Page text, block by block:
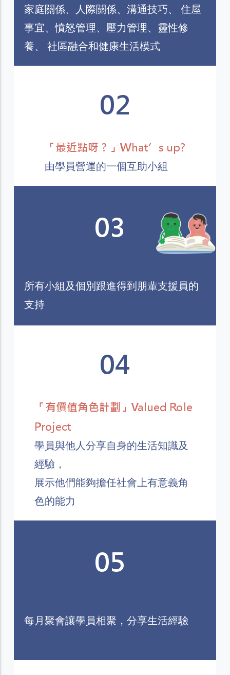
家庭關係、人際關係、溝通技巧、 住屋
事宜、憤怒管理、壓力管理、靈性修
養、 社區融合和健康生活模式
02
「最近點呀？」What’s up?
由學員營運的一個互助小組
03
所有小組及個別跟進得到朋輩支援員的
支持
04
「有價值角色計劃」Valued Role
Project
學員與他人分享自身的生活知識及
經驗，
展示他們能夠擔任社會上有意義角
色的能力
05
每月聚會讓學員相聚，分享生活經驗